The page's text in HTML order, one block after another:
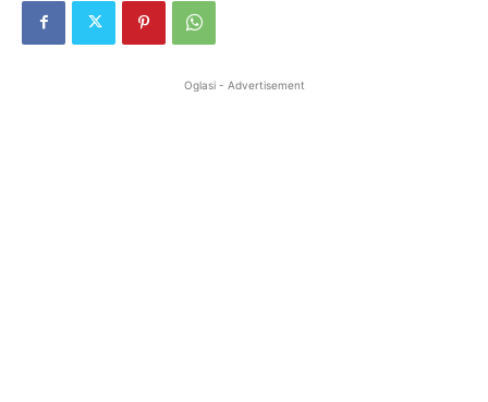
Oglasi - Advertisement